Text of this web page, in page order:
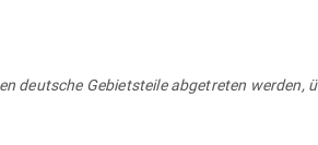
deutsche Gebiets­teile abge­treten